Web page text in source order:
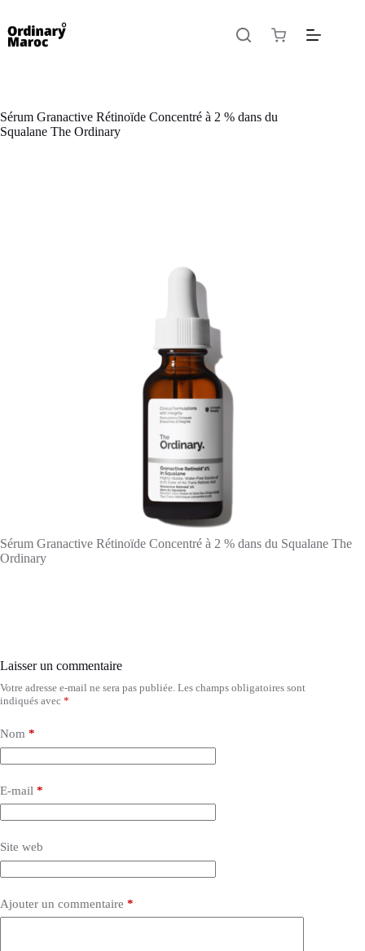
Sérum Granactive Rétinoïde Concentré à 2 % dans du
Squalane The Ordinary
Sérum Granactive Rétinoïde Concentré à 2 % dans du Squalane The
Ordinary
Laisser un commentaire
Votre adresse e-mail ne sera pas publiée. Les champs obligatoires sont
indiqués avec *
Nom *
E-mail *
Site web
Ajouter un commentaire *